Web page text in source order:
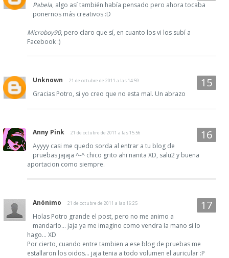
Pabela, algo así también había pensado pero ahora tocaba
ponernos más creativos :D
Microboy90, pero claro que sí, en cuanto los vi los subí a
Facebook :)
Unknown 21 de octubre de 2011 a las 14:59
Gracias Potro, si yo creo que no esta mal. Un abrazo
Anny Pink 21 de octubre de 2011 a las 15:56
Ayyyy casi me quedo sorda al entrar a tu blog de
pruebas jajaja ^-^ chico grito ahi nanita XD, salu2 y buena
aportacion como siempre.
Anónimo 21 de octubre de 2011 a las 16:25
Holas Potro grande el post, pero no me animo a
mandarlo... jaja ya me imagino como vendra la mano si lo
hago... XD
Por cierto, cuando entre tambien a ese blog de pruebas me
estallaron los oidos... jaja tenia a todo volumen el auricular :P